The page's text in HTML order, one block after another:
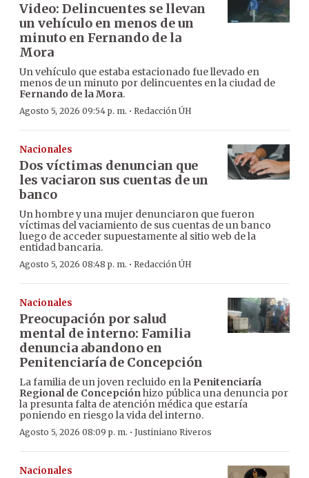
Video: Delincuentes se llevan
un vehículo en menos de un
minuto en Fernando de la
Mora
Un vehículo que estaba estacionado fue llevado en
menos de un minuto por delincuentes en la ciudad de
Fernando de la Mora.
Agosto 5, 2026 09:54 p. m. · Redacción ÚH
Nacionales
Dos víctimas denuncian que
les vaciaron sus cuentas de un
banco
Un hombre y una mujer denunciaron que fueron
víctimas del vaciamiento de sus cuentas de un banco
luego de acceder supuestamente al sitio web de la
entidad bancaria.
Agosto 5, 2026 08:48 p. m. · Redacción ÚH
Nacionales
Preocupación por salud
mental de interno: Familia
denuncia abandono en
Penitenciaría de Concepción
La familia de un joven recluido en la Penitenciaría
Regional de Concepciónhizo pública una denuncia por
la presunta falta de atención médica que estaría
poniendo en riesgo la vida del interno.
Agosto 5, 2026 08:09 p. m. · Justiniano Riveros
Nacionales